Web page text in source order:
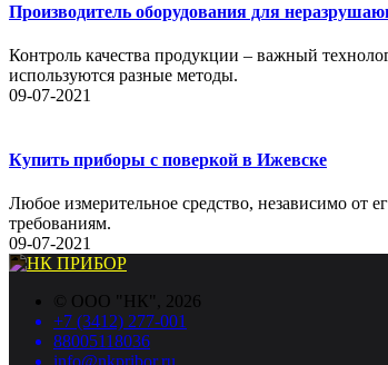
Производитель оборудования для
Контроль качества продукции – важный
используются разные методы.
09-07-2021
Купить приборы с поверкой в Ижевске
Любое измерительное средство, независимо от
требованиям.
09-07-2021
© ООО "НК", 2026
+7 (3412) 277-001
88005118036
info@nkpribor.ru